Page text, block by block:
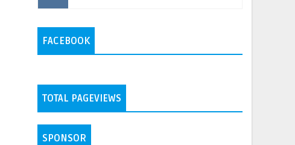
FACEBOOK
TOTAL PAGEVIEWS
SPONSOR